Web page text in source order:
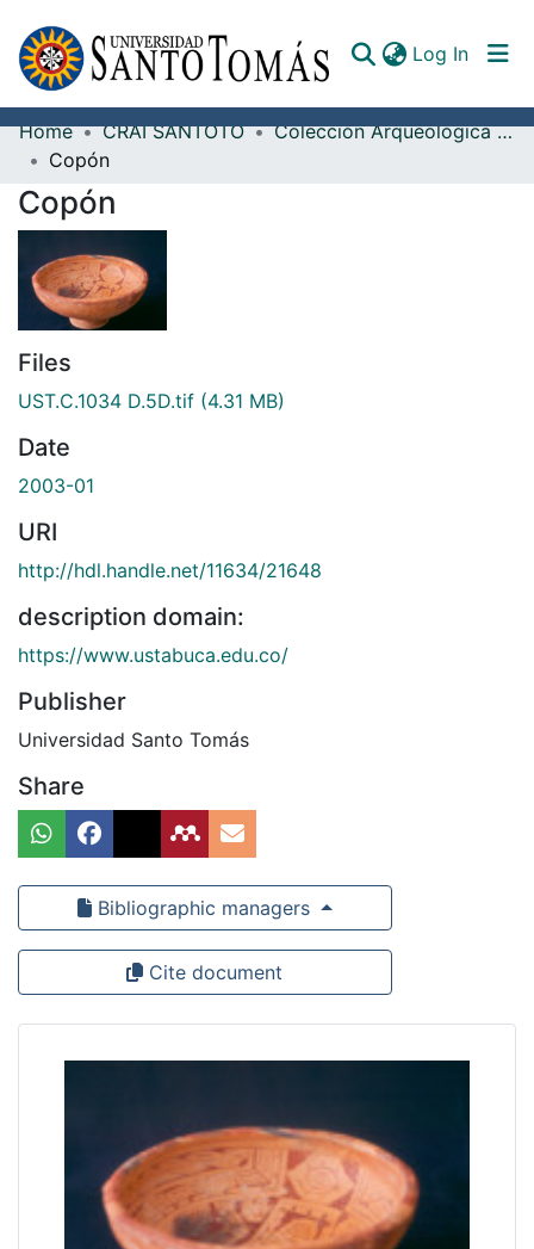
Log In
Communities & Collections
All of DSpace
Home CRAI SANTOTO
Colección Arqueológica Guane, Fray Alonso Ortiz Galeano, O.P.
Copón
Copón
Files
UST.C.1034 D.5D.tif (4.31 MB)
Date
2003-01
URI
http://hdl.handle.net/11634/21648
description domain:
https://www.ustabuca.edu.co/
Publisher
Universidad Santo Tomás
Share
Bibliographic managers
Cite document